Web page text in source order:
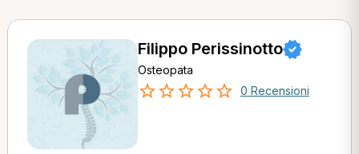
Filippo Perissinotto
Osteopata
0 Recensioni